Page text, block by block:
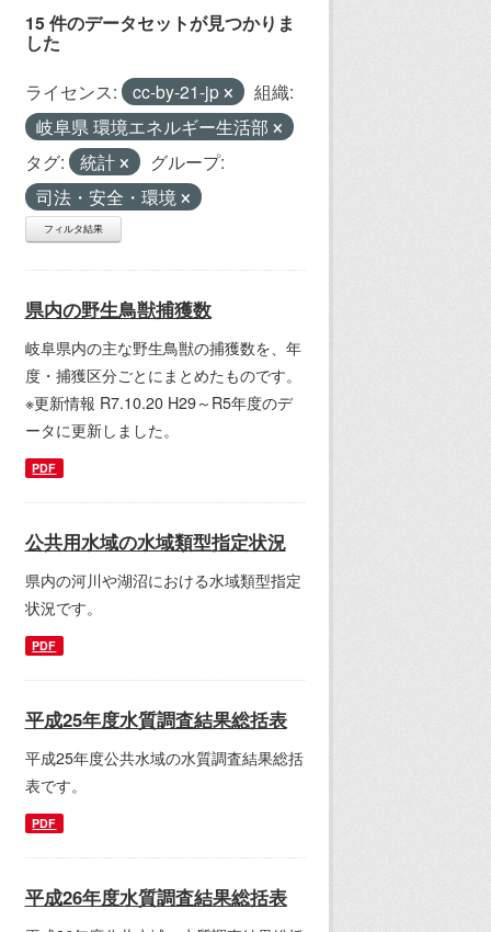
15 件のデータセットが見つかりま
した
ライセンス: cc-by-21-jp
組織:
岐阜県 環境エネルギー生活部
タグ:
統計
グループ:
司法・安全・環境
フィルタ結果
県内の野生鳥獣捕獲数
岐阜県内の主な野生鳥獣の捕獲数を、年
度・捕獲区分ごとにまとめたものです。
※更新情報 R7.10.20 H29～R5年度のデ
ータに更新しました。
PDF
公共用水域の水域類型指定状況
県内の河川や湖沼における水域類型指定
状況です。
PDF
平成25年度水質調査結果総括表
平成25年度公共水域の水質調査結果総括
表です。
PDF
平成26年度水質調査結果総括表